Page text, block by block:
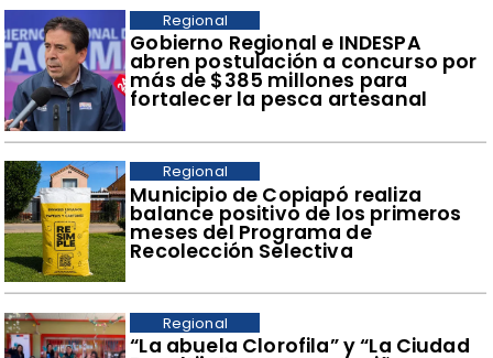
​Gobierno Regional e INDESPA
abren postulación a concurso por
más de $385 millones para
fortalecer la pesca artesanal
Regional
​Municipio de Copiapó realiza
balance positivo de los primeros
meses del Programa de
Recolección Selectiva
Regional
​“La abuela Clorofila” y “La Ciudad
Regional